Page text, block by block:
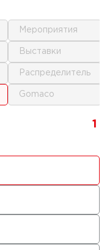
1
мероприятия
выставки
распределитель
gomaco